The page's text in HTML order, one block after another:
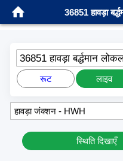
36851 हावड़ा
36851 हावड़ा बर्द्धमान
रूट लाइव
स्थिति दिखाएँ